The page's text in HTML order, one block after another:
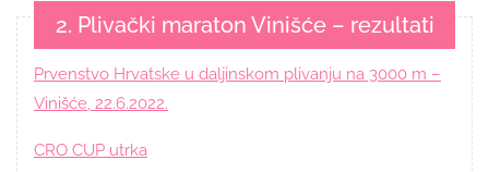
2. Plivački maraton Vinišće – rezultati
Prvenstvo Hrvatske u daljinskom plivanju na 3000 m –
Vinišće, 22.6.2022.
CRO CUP utrka